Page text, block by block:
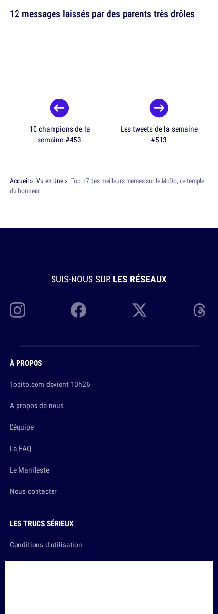
12 messages laissés par des parents très drôles
10 champions de la
semaine #453
Les tweets de la semaine
#513
Accueil Vu en Une
Top 17 des meilleurs memes sur le McDo, ce temple
du bonheur
SUIS-NOUS SUR LES RÉSEAUX
À PROPOS
Topito.com devient 10h26
A propos de nous
L'équipe
La FAQ
Le Manifeste
Nous contacter
LES TRUCS SÉRIEUX
Conditions d'utilisation